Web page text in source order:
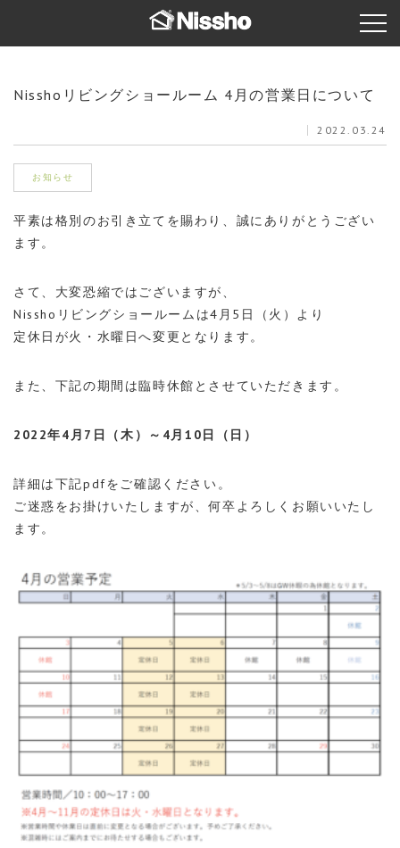
Nisshoリビングショールーム 4月の営業日について
2022.03.24
お知らせ
平素は格別のお引き立てを賜わり、誠にありがとうござい
ます。
さて、大変恐縮ではございますが、
Nisshoリビングショールームは4月5日（火）より
定休日が火・水曜日へ変更となります。
また、下記の期間は臨時休館とさせていただきます。
2022年4月7日（木）～4月10日（日 ）
詳細は下記pdfをご確認ください。
ご迷惑をお掛けいたしますが、何卒よろしくお願いいたし
ます。